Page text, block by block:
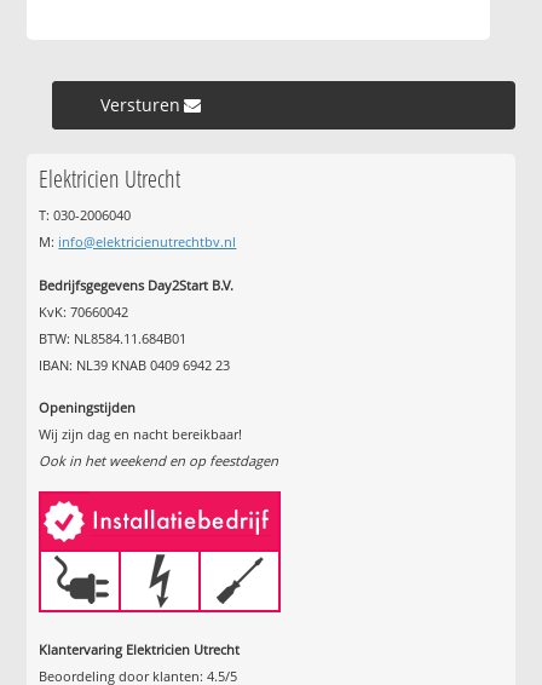
Versturen »
Elektricien Utrecht
T: 030-2006040
M: info@elektricienutrechtbv.nl
Bedrijfsgegevens Day2Start B.V.
KvK: 70660042
BTW: NL8584.11.684B01
IBAN: NL39 KNAB 0409 6942 23
Openingstijden
Wij zijn dag en nacht bereikbaar!
Ook in het weekend en op feestdagen
Klantervaring Elektricien Utrecht
Beoordeling door klanten:4.5/5